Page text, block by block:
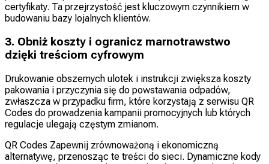
certyfikaty. Ta przejrzystość jest kluczowym czynnikiem w
budowaniu bazy lojalnych klientów.
3. Obniż koszty i ogranicz marnotrawstwo
dzięki treściom cyfrowym
Drukowanie obszernych ulotek i instrukcji zwiększa koszty
pakowania i przyczynia się do powstawania odpadów,
zwłaszcza w przypadku firm, które korzystają z serwisu QR
Codes do prowadzenia kampanii promocyjnych lub których
regulacje ulegają częstym zmianom.
QR Codes Zapewnij zrównoważoną i ekonomiczną
alternatywę, przenosząc te treści do sieci. Dynamiczne kody